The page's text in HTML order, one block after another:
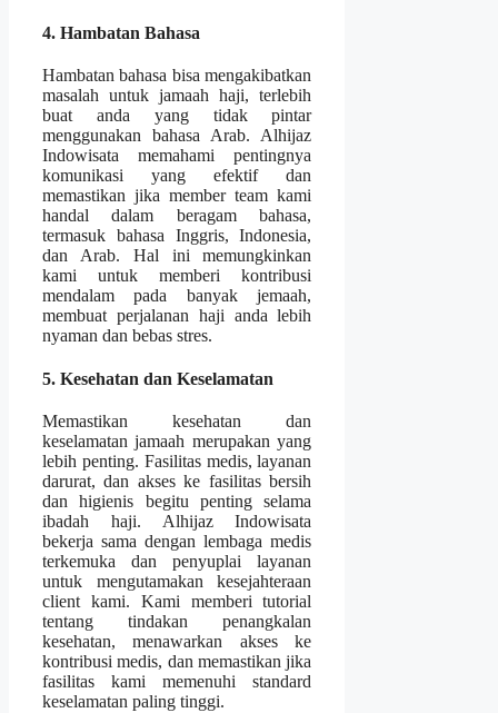
4. Hambatan Bahasa
Hambatan bahasa bisa mengakibatkan
masalah untuk jamaah haji, terlebih
buat anda yang tidak pintar
menggunakan bahasa Arab. Alhijaz
Indowisata memahami pentingnya
komunikasi yang efektif dan
memastikan jika member team kami
handal dalam beragam bahasa,
termasuk bahasa Inggris, Indonesia,
dan Arab. Hal ini memungkinkan
kami untuk memberi kontribusi
mendalam pada banyak jemaah,
membuat perjalanan haji anda lebih
nyaman dan bebas stres.
5. Kesehatan dan Keselamatan
Memastikan kesehatan dan
keselamatan jamaah merupakan yang
lebih penting. Fasilitas medis, layanan
darurat, dan akses ke fasilitas bersih
dan higienis begitu penting selama
ibadah haji. Alhijaz Indowisata
bekerja sama dengan lembaga medis
terkemuka dan penyuplai layanan
untuk mengutamakan kesejahteraan
client kami. Kami memberi tutorial
tentang tindakan penangkalan
kesehatan, menawarkan akses ke
kontribusi medis, dan memastikan jika
fasilitas kami memenuhi standard
keselamatan paling tinggi.